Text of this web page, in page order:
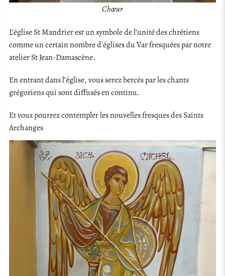
Chœur
L’église St Mandrier est un symbole de l’unité des chrétiens
comme un certain nombre d’églises du Var fresquées par notre
atelier St Jean-Damascène.
En entrant dans l’église, vous serez bercés par les chants
grégoriens qui sont diffusés en continu.
Et vous pourrez contempler les nouvelles fresques des Saints
Archanges